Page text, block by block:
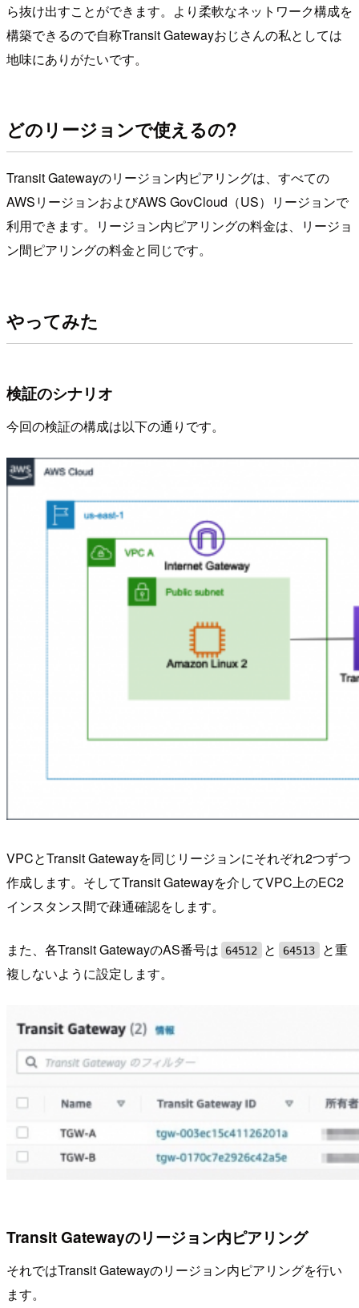
ら抜け出すことができます。より柔軟なネットワーク構成を
構築できるので自称Transit Gatewayおじさんの私としては
地味にありがたいです。
どのリージョンで使えるの?
Transit Gatewayのリージョン内ピアリングは、すべての
AWSリージョンおよびAWS GovCloud（US）リージョンで
利用できます。リージョン内ピアリングの料金は、リージョ
ン間ピアリングの料金と同じです。
やってみた
検証のシナリオ
今回の検証の構成は以下の通りです。
VPCとTransit Gatewayを同じリージョンにそれぞれ2つずつ
作成します。そしてTransit Gatewayを介してVPC上のEC2
インスタンス間で疎通確認をします。
また、各Transit GatewayのAS番号は 64512 と 64513
と重
複しないように設定します。
Transit Gatewayのリージョン内ピアリング
それではTransit Gatewayのリージョン内ピアリングを行い
ます。